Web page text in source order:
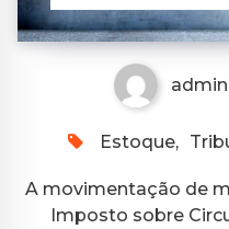
admin
Estoque,
A movimentação de
Imposto sobre